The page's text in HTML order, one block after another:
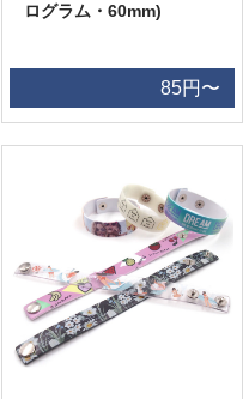
ログラム・60mm)
85円〜